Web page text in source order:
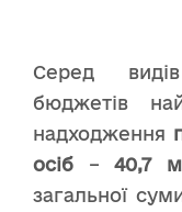
Серед
бюджетів
надходження
осіб –40,7
загальної